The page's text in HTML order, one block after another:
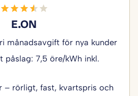
E.ON
månadsavgift för nya kunder
påslag: 7,5 öre/kWh inkl.
– rörligt, fast, kvartspris och